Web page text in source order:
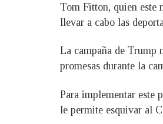
Tom Fitton, quien este
llevar a cabo las
La campaña de Trump
promesas durante la
Para implementar este
le permite esquivar al